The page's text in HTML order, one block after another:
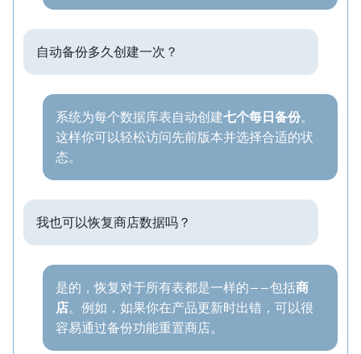
自动备份多久创建一次？
系统为每个数据库表自动创建七个每日备份。
这样你可以轻松访问先前版本并选择合适的状
态。
我也可以恢复商店数据吗？
是的，恢复对于所有表都是一样的——包括商
店。例如，如果你在产品更新时出错，可以很
容易通过备份功能重置商店。